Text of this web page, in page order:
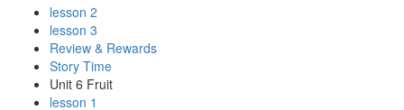
lesson 2
lesson 3
Review & Rewards
Story Time
Unit 6 Fruit
lesson 1